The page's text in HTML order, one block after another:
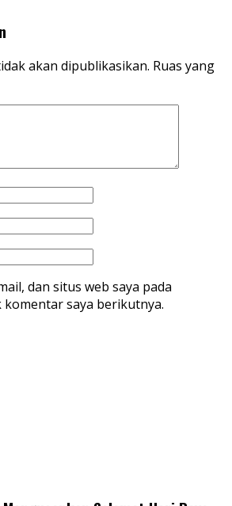
akan dipublikasikan. Ruas yang
dan situs web saya pada
saya berikutnya.